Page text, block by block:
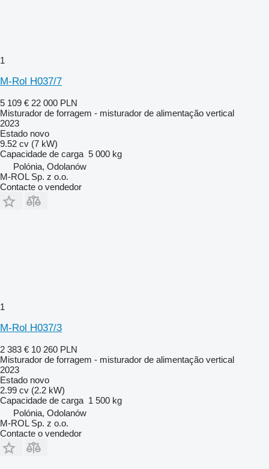
1
M-Rol H037/7
5 109 € 22 000 PLN
Misturador de forragem - misturador de alimentação vertical
2023
Estado novo
9.52 cv (7 kW)
Capacidade de carga 5 000 kg
Polónia, Odolanów
M-ROL Sp. z o.o.
Contacte o vendedor
1
M-Rol H037/3
2 383 € 10 260 PLN
Misturador de forragem - misturador de alimentação vertical
2023
Estado novo
2.99 cv (2.2 kW)
Capacidade de carga 1 500 kg
Polónia, Odolanów
M-ROL Sp. z o.o.
Contacte o vendedor